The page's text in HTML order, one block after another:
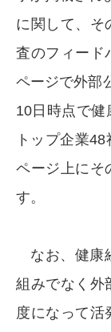
に関して、そ
査のフィード
ページで外部
10日時点で
トップ企業
ページ上にそ
す。
なお、健康
組みでなく外
度になって活